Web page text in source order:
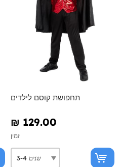
תחפושת קוסם לילדים
₪‎ 129.00
זמין